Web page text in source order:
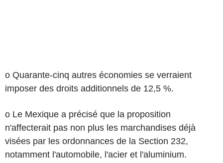
o Quarante-cinq autres économies se verraient
imposer des droits additionnels de 12,5 %.
o Le Mexique a précisé que la proposition
n'affecterait pas non plus les marchandises déjà
visées par les ordonnances de la Section 232,
notamment l'automobile, l'acier et l'aluminium.